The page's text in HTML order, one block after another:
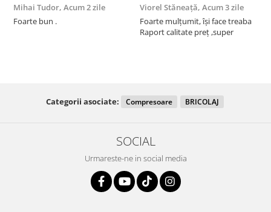
Mihai Tudor, Acum 2 zile
Foarte bun .
Viorel Stăneață, Acum 3 zile
Foarte mulțumit, își face treaba
Raport calitate preț ,super
Categorii asociate: Compresoare BRICOLAJ
SOCIAL
Urmareste-ne in social media